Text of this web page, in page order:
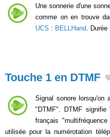
Une sonnerie d'une
comme on en trouve
UCS : BELLHand. Durée
Touche 1 en DTMF
Signal sonore lorsqu'on
"DTMF". DTMF signifie
français
utilisée pour la numérotation